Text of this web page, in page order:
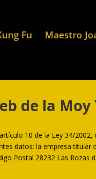
Fu Maestro
de la Moy
10 de la Ley 34/
datos: la empresa
Postal 28232 Las Rozas